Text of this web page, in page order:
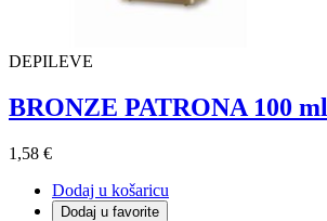
DEPILEVE
BRONZE PATRONA 100 ml
1,58 €
Dodaj u košaricu
Dodaj u favorite